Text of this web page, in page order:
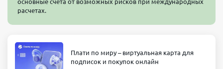
основные счета от возможных рисков при международных
расчетах.
Плати по миру – виртуальная карта для
подписок и покупок онлайн